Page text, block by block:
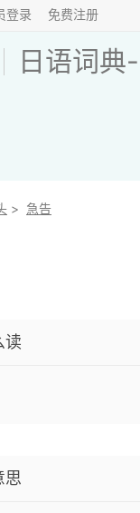
登录 免费注册
日语词典-
> 急告
读
思